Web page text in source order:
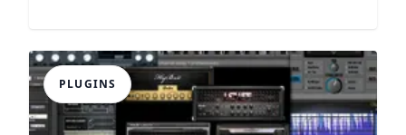
PLUGINS